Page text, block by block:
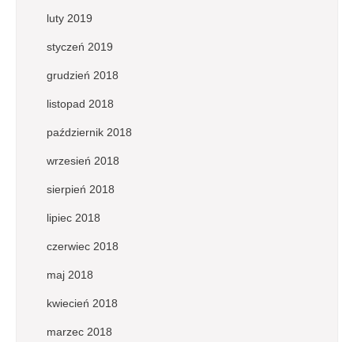
luty 2019
styczeń 2019
grudzień 2018
listopad 2018
październik 2018
wrzesień 2018
sierpień 2018
lipiec 2018
czerwiec 2018
maj 2018
kwiecień 2018
marzec 2018